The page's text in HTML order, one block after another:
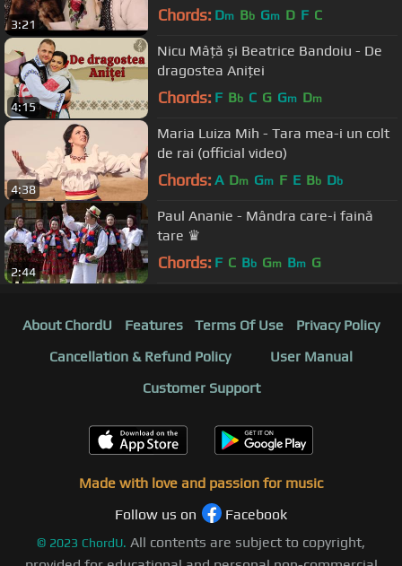
3:21 Chords: Dm Bb Gm D F C
4:15
Nicu Mâță și Beatrice Bandoiu - De
dragostea Aniței
Chords: F Bb C G Gm Dm
4:38
Maria Luiza Mih - Tara mea-i un colt
de rai (official video)
Chords: A Dm Gm F E Bb Db
2:44
Paul Ananie - Mândra care-i faină
tare ♛
Chords: F C Bb Gm Bm G
About ChordU Features Terms Of Use
Privacy Policy
Cancellation & Refund Policy
User Manual
Customer Support
Made with love and passion for music
Follow us on
Facebook
© 2023 ChordU. All contents are subject to copyright,